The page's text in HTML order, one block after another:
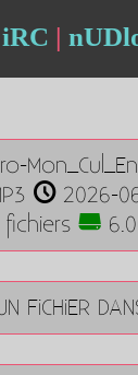
iRC |
2026-
fichiers
FiCHiER